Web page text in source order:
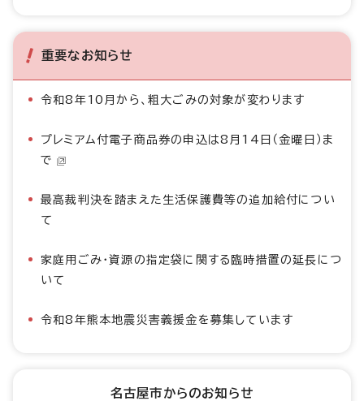
重要なお知らせ
令和8年10月から、粗大ごみの対象が変わります
プレミアム付電子商品券の申込は8月14日（金曜日）ま
で
最高裁判決を踏まえた生活保護費等の追加給付につい
て
家庭用ごみ・資源の指定袋に関する臨時措置の延長につ
いて
令和8年熊本地震災害義援金を募集しています
名古屋市からのお知らせ